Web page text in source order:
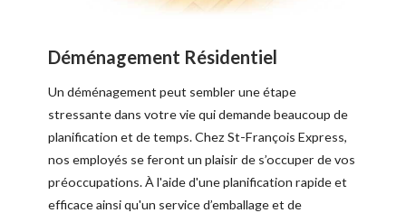
Déménagement Résidentiel
Un déménagement peut sembler une étape
stressante dans votre vie qui demande beaucoup de
planification et de temps. Chez St-François Express,
nos employés se feront un plaisir de s’occuper de vos
préoccupations. À l'aide d'une planification rapide et
efficace ainsi qu'un service d’emballage et de